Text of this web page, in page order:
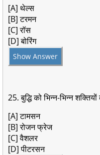
[A] थेल्स
[B] टरमन
[C] रॉस
[D] बोरिंग
Show Answer
25. बुद्धि को भिन्न-भिन्न
[A] टामसन
[B] रोजन फ्रेज
[C] वैशलर
[D] पीटरसन